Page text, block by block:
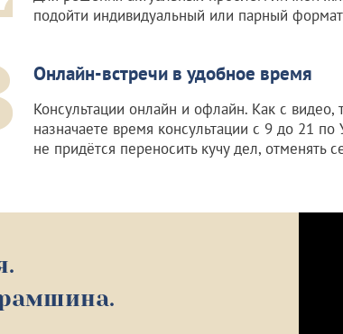
подойти индивидуальный или парный формат
Онлайн-встречи в удобное время
Консультации онлайн и офлайн. Как с
назначаете время консультации с 9 до 21
не придётся переносить кучу дел, отменять